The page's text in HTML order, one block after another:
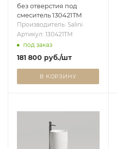
без отверстия под
смеситель 130421TM
Производитель: Salini
Артикул: 130421TM
под заказ
181 800 руб./шт
В КОРЗИНУ